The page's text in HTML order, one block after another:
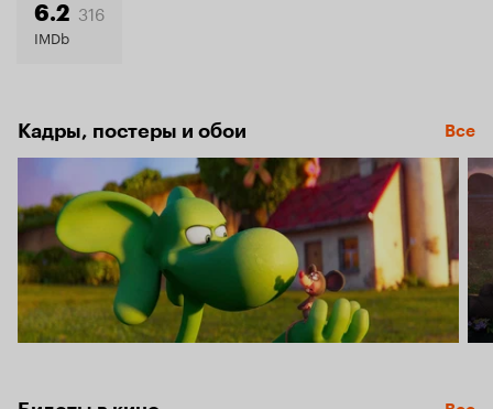
6.2 316
IMDb
Кадры, постеры и обои Все